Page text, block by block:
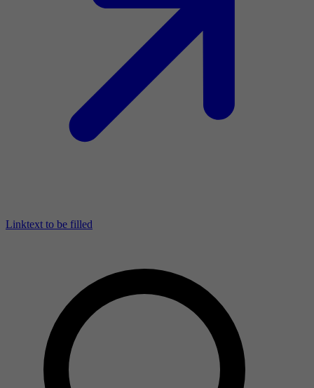
Linktext to be filled